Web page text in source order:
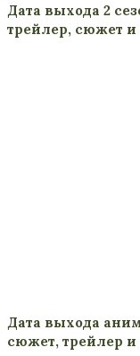
Дата выхода 2
трейлер, сюжет
Дата выхода
сюжет, трейлер